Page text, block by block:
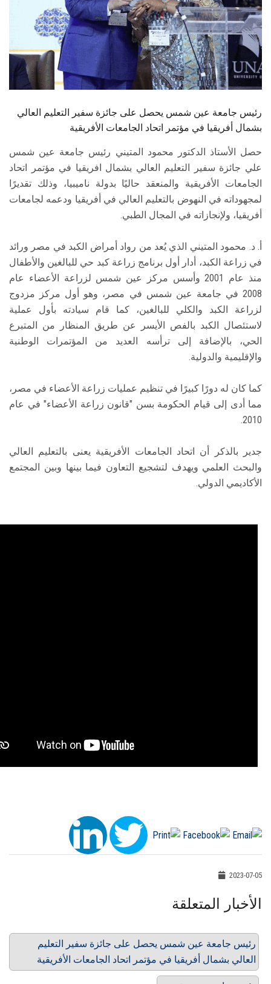
الموظفون
الزائـرون
رئيس جامعة عين شمس يحصل على جائزة سفير التعليم العالي
بشمال أفريقيا في مؤتمر اتحاد الجامعات الأفريقية
حصل الأستاذ الدكتور محمود المتيني رئيس جامعة عين شمس
علي جائزة سفير التعليم العالي بشمال افريقيا في مؤتمر اتحاد
الجامعات الأفريقية والمنعقد حاليًا بدولة ناميبيا، وذلك تقديرًا
لمجهوداته في النهوض بالتعليم العالي في أفريقيا ودعمه لجامعات
أفريقيا، ولإنجازاته في المجال الطبي.
أ. د. محمود المتيني الذي يُعد من رواد أمراض الكبد في مصر ورائد
في زراعة الكبد، أدار أول برنامج زراعة كبد حي للبالغين والأطفال
منذ عام 2001 وأسس مركز عين شمس لزراعة الأعضاء عام
2008 في جامعة عين شمس في مصر، وهو أول مركز مزدوج
لزراعة الكبد والكلي للبالغين، كما قام سيادته بأول عملية
لاستئصال الكبد بالفص الأيسر عن طريق المنظار من المتبرع
الحي، بالإضافة إلى ترأسه العديد من المؤتمرات الوطنية
والإقليمية والدولية.
كما كان له دورًا كبيرًا في تنظيم عمليات زراعة الأعضاء في مصر،
مما أدى إلى قيام الحكومة بسن "قانون زراعة الأعضاء" في عام
2010.
جدير بالذكر أن اتحاد الجامعات الأفريقية يعنى بالتعليم العالي
والبحث العلمي ويهدف لتشجيع التعاون فيما بينها وبين المجتمع
الأكاديمي الدولي.
2023-07-05
الأخبار المتعلقة
رئيس جامعة عين شمس يحصل على جائزة سفير التعليم
العالي بشمال أفريقيا في مؤتمر اتحاد الجامعات الأفريقية